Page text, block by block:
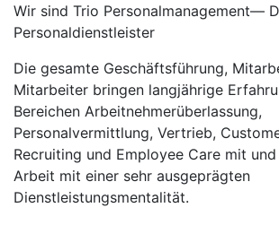
Wir sind Trio Personalmanagement—
Personaldienstleister
Die gesamte Geschäftsführung,
Mitarbeiter bringen langjährige
Bereichen Arbeitnehmerüberlassung,
Personalvermittlung, Vertrieb,
Recruiting und Employee Care mit
Arbeit mit einer sehr ausgeprägten
Dienstleistungsmentalität.